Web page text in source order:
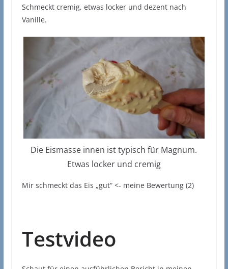
Schmeckt cremig, etwas locker und dezent nach
Vanille.
Die Eismasse innen ist typisch für Magnum.
Etwas locker und cremig
Mir schmeckt das Eis „gut“ <- meine Bewertung (2)
Testvideo